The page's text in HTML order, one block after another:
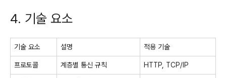
4. 기술 요소
기술 요소 설명 적용 기술
프로토콜 계층별 통신 규칙 HTTP, TCP/IP